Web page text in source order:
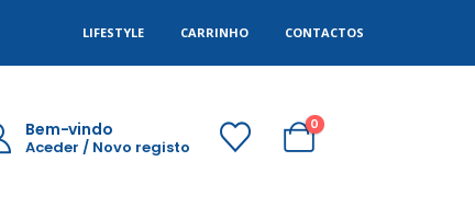
LIFESTYLE CARRINHO CONTACTOS
Bem-vindo
Aceder / Novo registo
0